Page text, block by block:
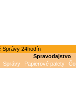
Správy 24hodín
Spravodajstvo
Správy Papierové palety